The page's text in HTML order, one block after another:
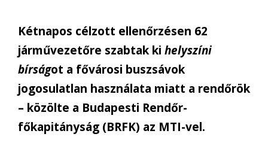
Kétnapos célzott ellenőrzésen 62
járművezetőre szabtak ki helyszíni
bírságot a fővárosi buszsávok
jogosulatlan használata miatt a rendőrök
– közölte a Budapesti Rendőr-
főkapitányság (BRFK) az MTI-vel.